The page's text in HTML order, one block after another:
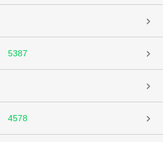
5387
4578